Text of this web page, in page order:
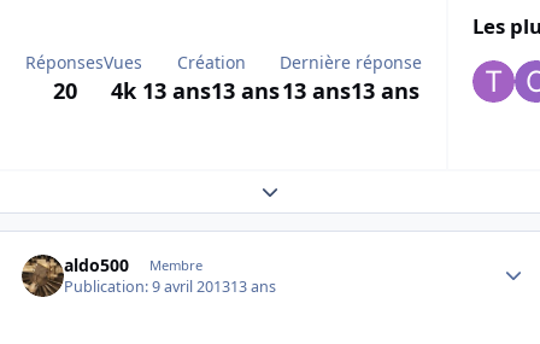
Réponses
20
Vues
4k
Création
13 ans13 ans
Dernière réponse
13 ans13 ans
Les
Expand topic overview
aldo500 Membre
Publication:9 avril 201313 ans